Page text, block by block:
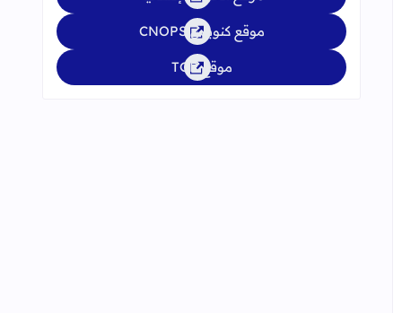
موقع كنوبس CNOPS
موقع TGR